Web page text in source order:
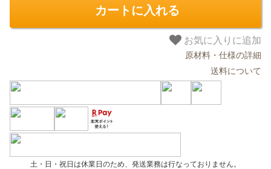
カートに入れる
お気に入りに追加
原材料・仕様の詳細
送料について
土・日・祝日は休業日のため、発送業務は行なっておりません。